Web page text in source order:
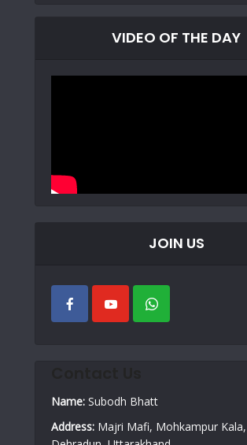
VIDEO OF THE DAY
JOIN US
Name: Subodh Bhatt
Address: Majri Mafi, Mohkampur